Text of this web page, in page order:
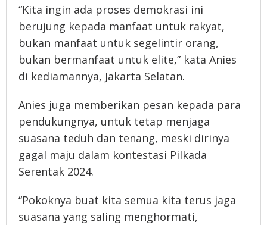
“Kita ingin ada proses demokrasi ini
berujung kepada manfaat untuk rakyat,
bukan manfaat untuk segelintir orang,
bukan bermanfaat untuk elite,” kata Anies
di kediamannya, Jakarta Selatan.
Anies juga memberikan pesan kepada para
pendukungnya, untuk tetap menjaga
suasana teduh dan tenang, meski dirinya
gagal maju dalam kontestasi Pilkada
Serentak 2024.
“Pokoknya buat kita semua kita terus jaga
suasana yang saling menghormati,